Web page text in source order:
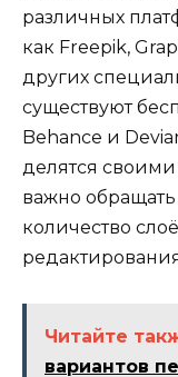
различных
как Freepik,
других
существуют
Behance и
делятся
важно
количество
Читайте
вариантов